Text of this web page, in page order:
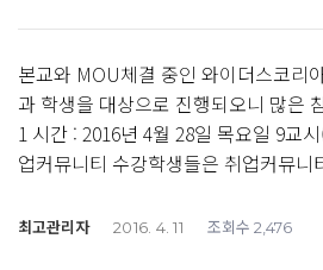
본교와 MOU체결 중인 와이더스코리
과 학생을 대상으로 진행되오니 많은
1 시간 : 2016년 4월 28일 목요일 9교
업커뮤니티 수강학생들은 취업커뮤니
최고관리자 2016. 4. 11 조회수 2,476